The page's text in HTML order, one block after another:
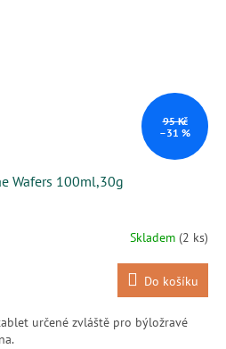
95 Kč
–31 %
Wafers 100ml,30g
Skladem (2 ks)
Do košíku
určené zvláště pro býložravé